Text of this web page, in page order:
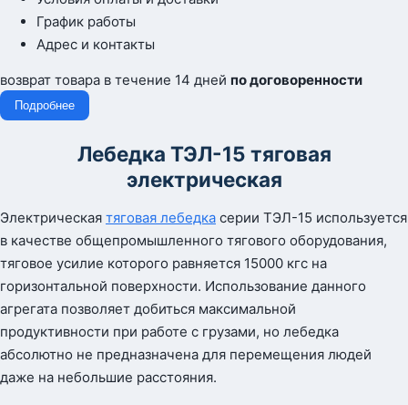
График работы
Адрес и контакты
возврат товара в течение 14 дней по договоренности
Подробнее
Лебедка ТЭЛ-15 тяговая
электрическая
Электрическая тяговая лебедка серии ТЭЛ-15 используется
в качестве общепромышленного тягового оборудования,
тяговое усилие которого равняется 15000 кгс на
горизонтальной поверхности. Использование данного
агрегата позволяет добиться максимальной
продуктивности при работе с грузами, но лебедка
абсолютно не предназначена для перемещения людей
даже на небольшие расстояния.